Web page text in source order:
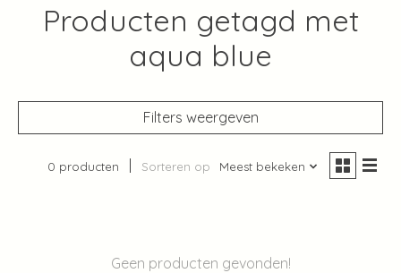
Producten getagd met
aqua blue
Filters weergeven
0 producten Sorteren op Meest bekeken
Geen producten gevonden!